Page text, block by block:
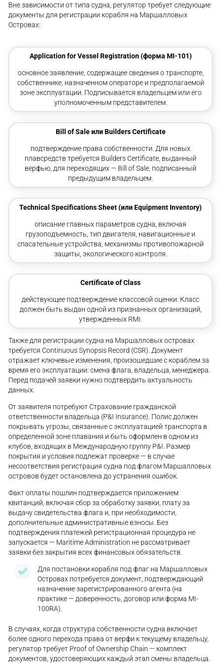
Вне зависимости от типа судна, регулятор требует следующие
документы для регистрации корабля на Маршалловых
Островах:
Application for Vessel Registration (форма MI-101)
основное заявление, содержащее сведения о транспорте,
собственнике, назначенном операторе и предполагаемой
зоне эксплуатации. Подписывается владельцем или его
уполномоченным представителем.
Bill of Sale или Builders Certificate
подтверждение права собственности. Для новых
плавсредств требуется Builders Certificate, выданный
верфью, для переходящих — Bill of Sale, подписанный
предыдущим владельцем.
Technical Specifications Sheet (или Equipment Inventory)
описание главных параметров судна, включая
грузоподъемность, тип двигателя, навигационные и
спасательные устройства, механизмы противопожарной
защиты, экологического контроля.
Certificate of Class
действующее подтверждение классовой оценки. Класс
должен быть выдан одной из признанных организаций,
утвержденных RMI.
Также для регистрации судна на Маршалловых островах
требуется Continuous Synopsis Record (CSR). Документ
отражает ключевые изменения, произошедшие с кораблем за
время его эксплуатации: смена флага, владельца, менеджера.
Перед подачей заявки нужно подтвердить актуальность
данных.
От заявителя потребуют Страхование гражданской
ответственности владельца (P&I Insurance). Полис должен
покрывать угрозы, связанные с эксплуатацией транспорта в
определенной зоне плавания и быть оформлен в одном из
клубов, входящих в Международную группу P&I. Размер
покрытия и условия подлежат проверке — в случае
несоответствия регистрация судна под флагом Маршалловых
островов будет остановлена до устранения ошибок.
Факт оплаты пошлин подтверждается приложением
квитанций, включая сбор за обработку заявки, плату за
выдачу свидетельства флага и, при необходимости,
дополнительные административные взносы. Без
подтверждения платежей регистрационная процедура не
запускается — Maritime Administration не рассматривает
заявки без закрытия всех финансовых обязательств.
Для постановки корабля под флаг на Маршалловых
Островах потребуется документ, подтверждающий
назначение зарегистрированного агента (на
практике — доверенность, договор или форма MI-
100RA).
В случаях, когда структура собственности судна включает
более одного перехода права от верфи к текущему владельцу,
регулятор требует Proof of Ownership Chain — комплект
документов, удостоверяющих каждый этап смены владельца.